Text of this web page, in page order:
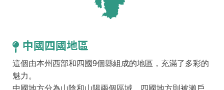
中國四國地區
這個由本州西部和四國9個縣組成的地區，充滿了多彩的
魅力。
中國地方分為山陰和山陽兩個區域，四國地方則被瀨戶